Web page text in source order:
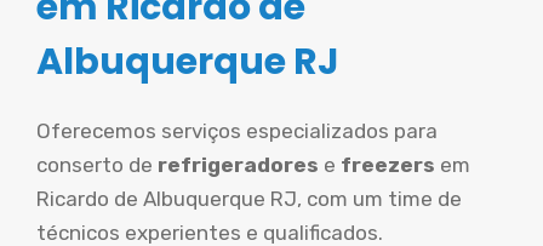
Albuquerque RJ
Oferecemos serviços especializados para
conserto de refrigeradores e freezers em
Ricardo de Albuquerque RJ, com um time de
técnicos experientes e qualificados.